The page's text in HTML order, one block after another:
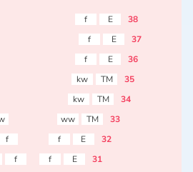
f E
38
f E
37
f E
36
kw TM
35
kw TM
34
ww TM
33
f f E
32
f f E
31